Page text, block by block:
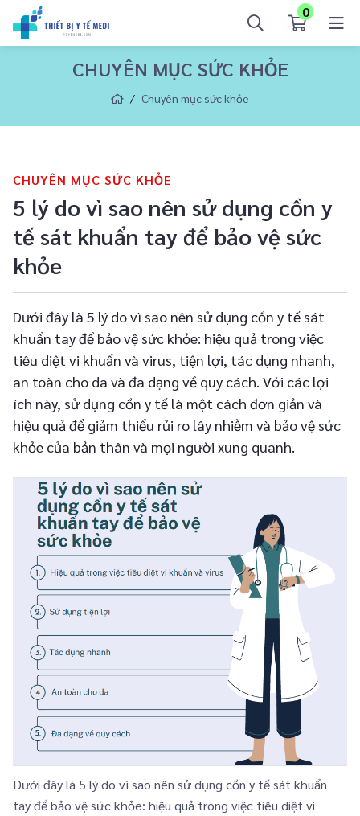
0
CHUYÊN MỤC SỨC KHỎE
Chuyên mục sức khỏe
CHUYÊN MỤC SỨC KHỎE
5 lý do vì sao nên sử dụng cồn y
tế sát khuẩn tay để bảo vệ sức
khỏe
Dưới đây là 5 lý do vì sao nên sử dụng cồn y tế sát
khuẩn tay để bảo vệ sức khỏe: hiệu quả trong việc
tiêu diệt vi khuẩn và virus, tiện lợi, tác dụng nhanh,
an toàn cho da và đa dạng về quy cách. Với các lợi
ích này, sử dụng cồn y tế là một cách đơn giản và
hiệu quả để giảm thiểu rủi ro lây nhiễm và bảo vệ sức
khỏe của bản thân và mọi người xung quanh.
Dưới đây là 5 lý do vì sao nên sử dụng cồn y tế sát khuẩn
tay để bảo vệ sức khỏe: hiệu quả trong việc tiêu diệt vi